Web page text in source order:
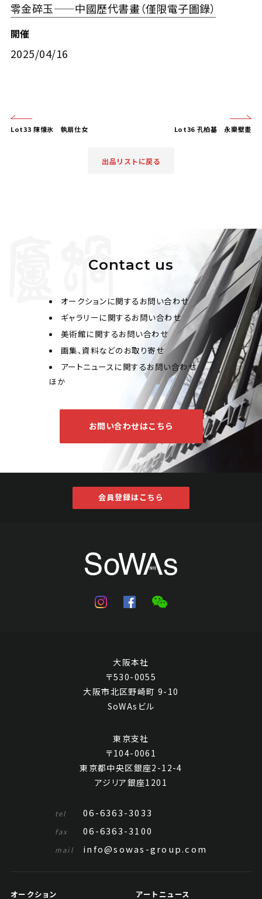
零金碎玉——中國歷代書畫（僅限電子圖錄）
開催
2025/04/16
Lot33 陳懐氷 執扇仕女 Lot36 孔柏基 永樂壁畫
出品リストに戻る
Contact us
オークションに関するお問い合わせ
ギャラリーに関するお問い合わせ
美術館に関するお問い合わせ
画集、資料などのお取り寄せ
アートニュースに関するお問い合わせ
ほか
お問い合わせはこちら
会員登録はこちら
大阪本社
〒530-0055
大阪市北区野崎町 9-10
SoWAsビル
東京支社
〒104-0061
東京都中央区銀座2-12-4
アジリア銀座1201
tel 06-6363-3033
fax 06-6363-3100
mail info@sowas-group.com
オークション アートニュース